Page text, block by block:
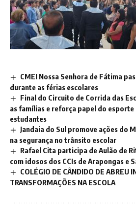
CMEI Nossa Senhora de Fátima
durante as férias escolares
Final do Circuito de Corrida das
as famílias e reforça papel do
estudantes
Jandaia do Sul promove ações do
na segurança no trânsito escolar
Rafael Cita participa de Aulão de
com idosos dos CCIs de Arapongas e
COLÉGIO DE CÂNDIDO DE ABREU
TRANSFORMAÇÕES NA ESCOLA